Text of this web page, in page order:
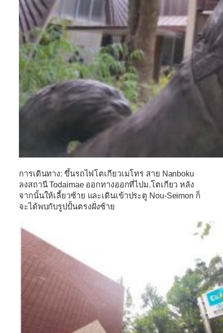
การเดินทาง: ขึ้นรถไฟโตเกียวเมโทร สาย Nanboku
ลงสถานี Todaimae ออกทางออกที่ไปม.โตเกียว หลัง
จากนั้นให้เลี้ยวซ้าย และเดินเข้าประตู Nou-Seimon ก็
จะได้พบกับรูปปั้นตรงฝั่งซ้าย